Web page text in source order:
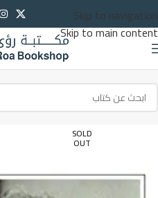
Skip to navigation
Skip to main content
SOLD
OUT